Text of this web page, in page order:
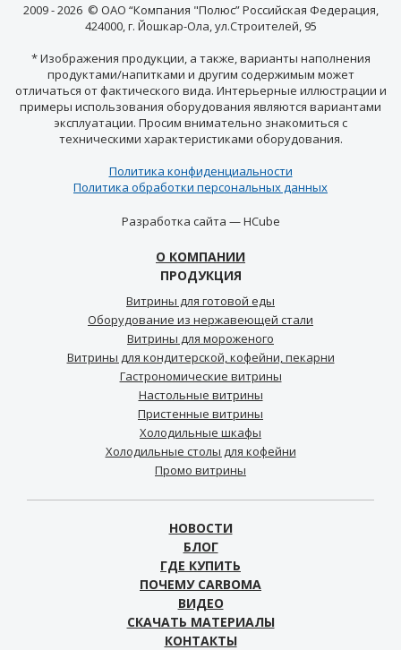
2009 - 2026 © ОАО “Компания "Полюс” Российская Федерация,
424000, г. Йошкар-Ола, ул.Строителей, 95
* Изображения продукции, а также, варианты наполнения
продуктами/напитками и другим содержимым может
отличаться от фактического вида. Интерьерные иллюстрации и
примеры использования оборудования являются вариантами
эксплуатации. Просим внимательно знакомиться с
техническими характеристиками оборудования.
Политика конфиденциальности
Политика обработки персональных данных
Разработка сайта —HCube
О КОМПАНИИ
ПРОДУКЦИЯ
Витрины для готовой еды
Оборудование из нержавеющей стали
Витрины для мороженого
Витрины для кондитерской, кофейни, пекарни
Гастрономические витрины
Настольные витрины
Пристенные витрины
Холодильные шкафы
Холодильные столы для кофейни
Промо витрины
НОВОСТИ
БЛОГ
ГДЕ КУПИТЬ
ПОЧЕМУ CARBOMA
ВИДЕО
СКАЧАТЬ МАТЕРИАЛЫ
КОНТАКТЫ